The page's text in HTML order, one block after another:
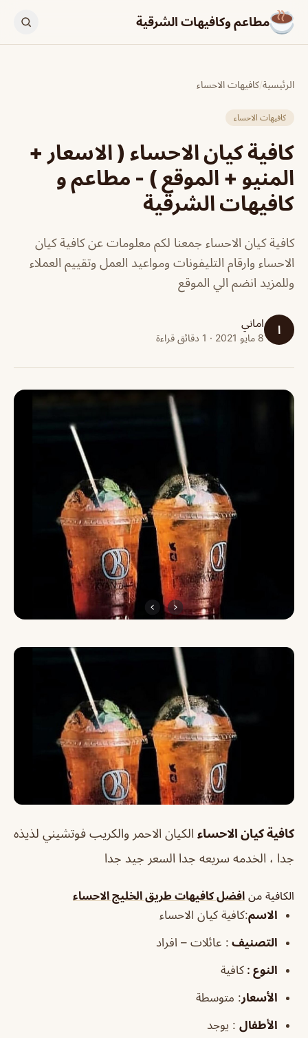
مطاعم وكافيهات الشرقية
الرئيسية/كافيهات الاحساء
كافيهات الاحساء
كافية كيان الاحساء ( الاسعار +
المنيو + الموقع ) - مطاعم و
كافيهات الشرقية
كافية كيان الاحساء جمعنا لكم معلومات عن كافية كيان
الاحساء وارقام التليفونات ومواعيد العمل وتقييم العملاء
وللمزيد انضم الي الموقع
ا اماني
8 مايو 2021 · 1 دقائق قراءة
كافية كيان الاحساء الكيان الاحمر والكريب فوتشيني لذيذه
جدا ، الخدمه سريعه جدا السعر جيد جدا
الكافية من افضل كافيهات طريق الخليج الاحساء
الاسم:كافية كيان الاحساء
التصنيف : عائلات – افراد
النوع : كافية
الأسعار: متوسطة
الأطفال : يوجد